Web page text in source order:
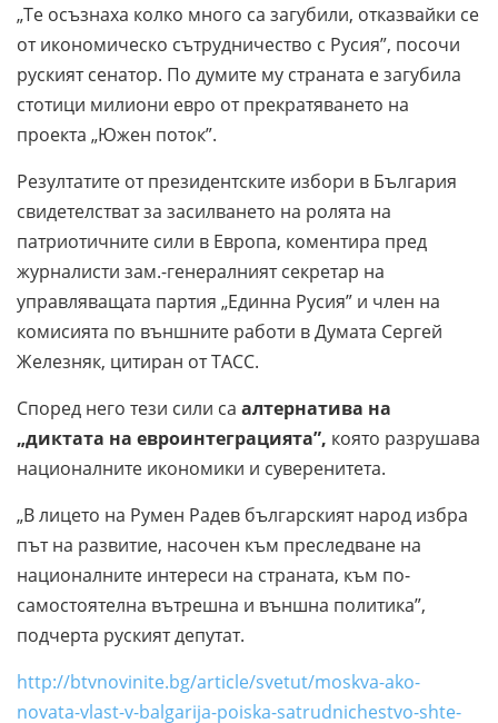
„Те осъзнаха колко много са загубили, отказвайки се
от икономическо сътрудничество с Русия”, посочи
руският сенатор. По думите му страната е загубила
стотици милиони евро от прекратяването на
проекта „Южен поток”.
Резултатите от президентските избори в България
свидетелстват за засилването на ролята на
патриотичните сили в Европа, коментира пред
журналисти зам.-генералният секретар на
управляващата партия „Единна Русия” и член на
комисията по външните работи в Думата Сергей
Железняк, цитиран от ТАСС.
Според него тези сили са алтернатива на
„диктата на евроинтеграцията”, която разрушава
националните икономики и суверенитета.
„В лицето на Румен Радев българският народ избра
път на развитие, насочен към преследване на
националните интереси на страната, към по-
самостоятелна вътрешна и външна политика”,
подчерта руският депутат.
http://btvnovinite.bg/article/svetut/moskva-ako-
novata-vlast-v-balgarija-poiska-satrudnichestvo-shte-